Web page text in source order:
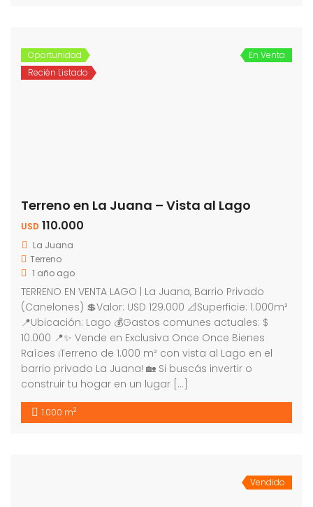
Oportunidad
Recién Listado
En Venta
Terreno en La Juana – Vista al Lago
USD 110.000
La Juana
Terreno
1 año ago
TERRENO EN VENTA LAGO | La Juana, Barrio Privado
(Canelones) 💲Valor: USD 129.000 📐Superficie: 1.000m²
📍Ubicación: Lago 💰Gastos comunes actuales: $
10.000 📍✨ Vende en Exclusiva Once Once Bienes
Raíces ¡Terreno de 1.000 m² con vista al Lago en el
barrio privado La Juana! 🏡 Si buscás invertir o
construir tu hogar en un lugar […]
1.000 m2
Vendido